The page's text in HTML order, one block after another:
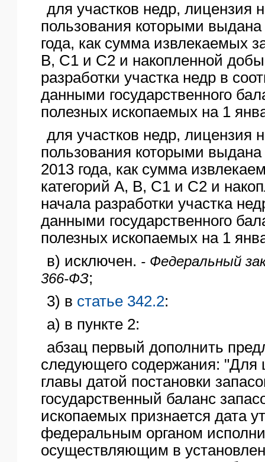
для участков недр, лицензия
пользования которыми
года, как сумма извлекаемых
В, С1 и С2 и накопленной
разработки участка недр в
данными государственного
полезных ископаемых на 1
для участков недр, лицензия
пользования которыми
2013 года, как сумма
категорий А, В, С1 и С2 и
начала разработки участка
данными государственного
полезных ископаемых на 1
в) исключен. - Федеральный
366-ФЗ;
3) в статье 342.2:
а) в пункте 2:
абзац первый дополнить
следующего содержания: "Для
главы датой постановки
государственный баланс
ископаемых признается дата
федеральным органом
осуществляющим в